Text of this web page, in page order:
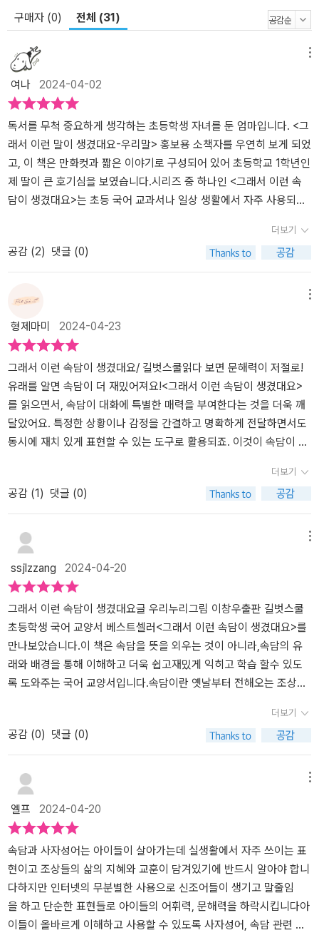
구매자 (0) 전체 (31)
여나 2024-04-02
독서를 무척 중요하게 생각하는 초등학생 자녀를 둔 엄마입니다. <그
래서 이런 말이 생겼대요-우리말> 홍보용 소책자를 우연히 보게 되었
고, 이 책은 만화컷과 짧은 이야기로 구성되어 있어 초등학교 1학년인
제 딸이 큰 호기심을 보였습니다.시리즈 중 하나인 <그래서 이런 속
담이 생겼대요>는 초등 국어 교과서나 일상 생활에서 자주 사용되는
빗댄 속담, 사람의 심리가 담긴 속담, 역사 속 인물이 가르쳐 준 속담,
세상의 이치를 담은 속담 총 5장으로 구성되어 있습니다. 한국사를
좋아하는 딸은 ‘역사 속 인물이 가르쳐 준 속담’ 부분에 가장 흥미를
풍부한 문화적 배경을 담고 있는 속담은 일상 생활에서 자주 사용되
며, 이를 알고 있다면 언어를 더 재미있게 이해할 수 있습니다. 읽기
독립 후 혼자 책을 읽는 아이들은 보통, 예전보다 다양하고 더 많은 책
을 읽고 줄글책(문고나 어린이 소설)이나 지식책도 자주 읽으며 자신
만의 독서 경험을 쌓게 됩니다. 그러나 매번 긴 호흡의 책만 읽다 보면
독서에 흥미가 떨어질까 염려가 되기도 합니다. 그럴 때 가볍게 읽는
책, 학원 오가는 시간이나 방과후 대기 시간 등 짜투리 시간에 휴식 겸
으로 적극 추천합니다.<길벗스쿨로부터 도서를 제공받아 쓴 서평입
니다>
더보기
공감 (2) 댓글 (0)
형제마미 2024-04-23
그래서 이런 속담이 생겼대요/ 길벗스쿨읽다 보면 문해력이 저절로!
유래를 알면 속담이 더 재밌어져요!<그래서 이런 속담이 생겼대요>
를 읽으면서, 속담이 대화에 특별한 매력을 부여한다는 것을 더욱 깨
달았어요. 특정한 상황이나 감정을 간결하고 명확하게 전달하면서도
동시에 재치 있게 표현할 수 있는 도구로 활용되죠. 이것이 속담이 싱
은 구절로 이루어져 있지만, 상황을 묘사하거나 조언을 제공함으로써
말 그대로 기름처럼 대화를 윤기 있게 만들어주는데요. 일상 대화에
속담을 살짝 섞어넣으면서 의미를 풍부하게 전달할 수 있죠. 요즘 문
해력과 글쓰기가 더 집중되고 있는데요. 소통과 의사전달은 속담을
사용하여 더욱 풍부하고 효과적으로 이루어질 수 있다고 해서 엄마인
저도 속담을 넣어 사용하려고 노력중인데요.이 책은 어린이들이 속담
을 쉽게 이해하고 활용할 수 있도록 도와주는데, 만화와 이야기를 통
해 속담의 뜻을 쉽고 재미있게 전달하며, 속담의 배경과 유래를 설명
하여 아이들이 쉽게 이해할 수 있도록 도와줘요. 속담이 나온 배경을
알게 되니, 속담의 의미를 더욱 깊게 이해할 수 있었어요. 예를 들어,
'소 잃고 외양간 고친다'라는 속담의 배경을 알게 되니 이 속담의 뜻을
완전히 이해할 수 있었죠. 자주 들었던 속담이지만 아이에게 외양간
인지 알려주면서 속담의 뜻을 이해할 수 있게 도와주니 좋더라구요.
농경사회인 우리나라는 가장 큰 재산이 소라서 이런 속담이 나왔구나
도 알 수 있어 아이도 기억하기 쉬웠어요.마지막에는 찾아보기에서
모든 속담을 한눈에 볼 수 있고 찾을 수 있어 좋았구요.또한, 이 책은
다양한 주제의 속담을 다루고 있어서 어린이들이 더 넓은 시각으로
속담을 접해볼 수 있는데요. 생활과 풍속에서 나온 속담, 동물에 관련
된 속담, 사람의 심리를 담은 속담, 역사 속 인물이 만들어 낸 속담 등
다양한 속담을 다루고 있어서 어린이들은 다양한 상황에서 속담을 적
절하게 활용할 수 있어요.<그래서 이런 속담이 생겼대요>을 읽은 후
에는 아이가 속담을 적극적으로 활용할 수 있도록 퀴즈를 내고 맞추
는 활동도 해보았어요.앞으로는 속담을 활용하여 일기나 글쓰기를 할
때 아이들이 속담을 적극적으로 활용할 수 있도록 도와줘야겠어요.이
더보기
공감 (1) 댓글 (0)
ssjlzzang 2024-04-20
그래서 이런 속담이 생겼대요글 우리누리그림 이창우출판 길벗스쿨
초등학생 국어 교양서 베스트셀러<그래서 이런 속담이 생겼대요>를
만나보았습니다.이 책은 속담을 뜻을 외우는 것이 아니라,속담의 유
래와 배경을 통해 이해하고 더욱 쉽고재밌게 익히고 학습 할수 있도
록 도와주는 국어 교양서입니다.속담이란 옛날부터 전해오는 조상들
때나,말의 효과를 높여줄때 속담을 많이 사용하고 있어요.속담은 아
무래도 함축적인 표현이 많아 아이들은 정확한 뜻을 모를수도있
고, 이해하지 못하여 잘못된 상황에서 사용하고 오해를 불러올수도
있어요.속담을 좀 더 재밌고 유익하게 배워볼수있는 책이라면꼭 아이
들에게 보여주려 노력하고 있어요.<그래서 이런 속담이 생겼대요>에
서는 생활과 풍속에서 나온 속담동물에 빗댄 속담사람의 심리가 담긴
속담역사 속 인물이 가르쳐 준 속담세상의 이치를 담은 속담 이렇게
5가지 주제로 속담을 배워볼수있습니다.차례를 살펴보고 평소에 궁
금했던 속담을 선택하여유연하게 책 읽기도 가능합니다.맨 뒷장을 보
시면 '찾아보기'를 통해 속담도 찾아볼수있으니 참고하시길 바랍니다.
일단 학습만화 4컷을 통해 일상생활에서 사용되는 속담이 나와 있어
아이들이 부담없이 다가갈수있어요.'엄마 이것좀 봐봐. 표정 너무 웃
더보기
공감 (0) 댓글 (0)
엘프 2024-04-20
속담과 사자성어는 아이들이 살아가는데 실생활에서 자주 쓰이는 표
현이고 조상들의 삶의 지혜와 교훈이 담겨있기에 반드시 알아야 합니
다하지만 인터넷의 무분별한 사용으로 신조어들이 생기고 말줄임
을 하고 단순한 표현들로 아이들의 어휘력, 문해력을 하락시킵니다아
이들이 올바르게 이해하고 사용할 수 있도록 사자성어, 속담 관련 책